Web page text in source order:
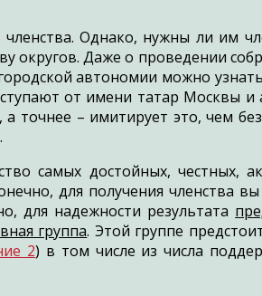
Однако, нужны ли им
округов. Даже о проведении
автономии можно
от имени татар Москвы и
точнее – имитирует это, чем
самых достойных, честных,
для получения членства
для надежности результата
группа. Этой группе
2) в том числе из числа